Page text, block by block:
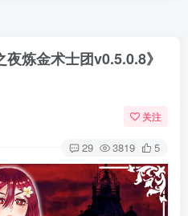
炼金术士团v0.5.0.8》
关注
29 3819 5